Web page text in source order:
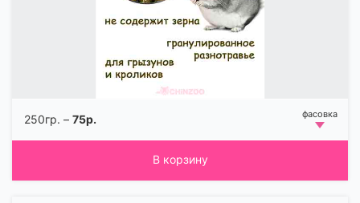
250гр. – 75р.
В корзину